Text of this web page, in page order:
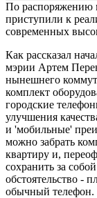
По распоряжению
приступили к
современных
Как рассказал
мэрии Артем
нынешнего
комплект
городские
улучшения
и 'мобильные'
можно забрать
квартиру и,
сохранить за
обстоятельство -
обычный телефон.